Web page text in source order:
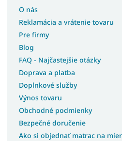
O nás
Reklamácia a vrátenie tovaru
Pre firmy
Blog
FAQ - Najčastejšie otázky
Doprava a platba
Doplnkové služby
Výnos tovaru
Obchodné podmienky
Bezpečné doručenie
Ako si objednať matrac na